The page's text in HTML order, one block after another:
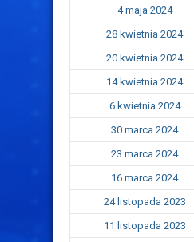
4 maja 2024
28 kwietnia 2024
20 kwietnia 2024
14 kwietnia 2024
6 kwietnia 2024
30 marca 2024
23 marca 2024
16 marca 2024
24 listopada 2023
11 listopada 2023